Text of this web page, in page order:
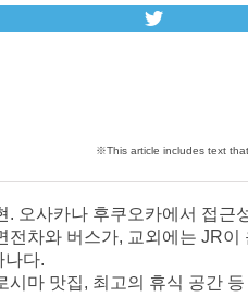
오사카나 후쿠오카에서 접근
차와 버스가, 교외에는 JR이
나다.
마 맛집, 최고의 휴식 공간